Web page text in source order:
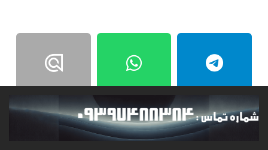
ثبت سفارش